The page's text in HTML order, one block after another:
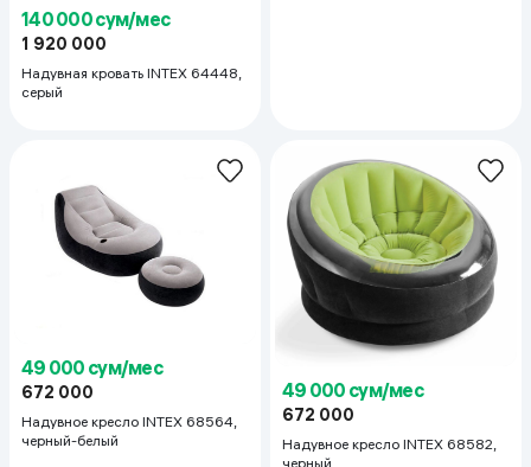
140 000 сум/мес
1 920 000
Надувная кровать INTEX 64448,
серый
49 000 сум/мес
672 000
Надувное кресло INTEX 68564,
черный-белый
49 000 сум/мес
672 000
Надувное кресло INTEX 68582,
черный